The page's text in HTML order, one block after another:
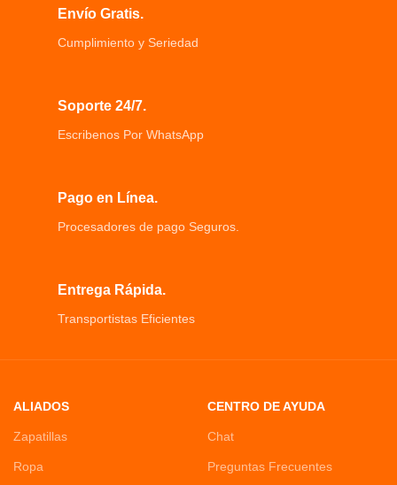
las manos de su bebé.
silenciosos bajo nivel de ruido,
Ruedas dobles delanteras y
Envío Gratis.
Cumplimiento y Seriedad
Soporte 24/7.
Escribenos Por WhatsApp
Pago en Línea.
Procesadores de pago Seguros.
Entrega Rápida.
Transportistas Eficientes
ALIADOS
Zapatillas
Ropa
CENTRO DE AYUDA
Chat
Preguntas Frecuentes